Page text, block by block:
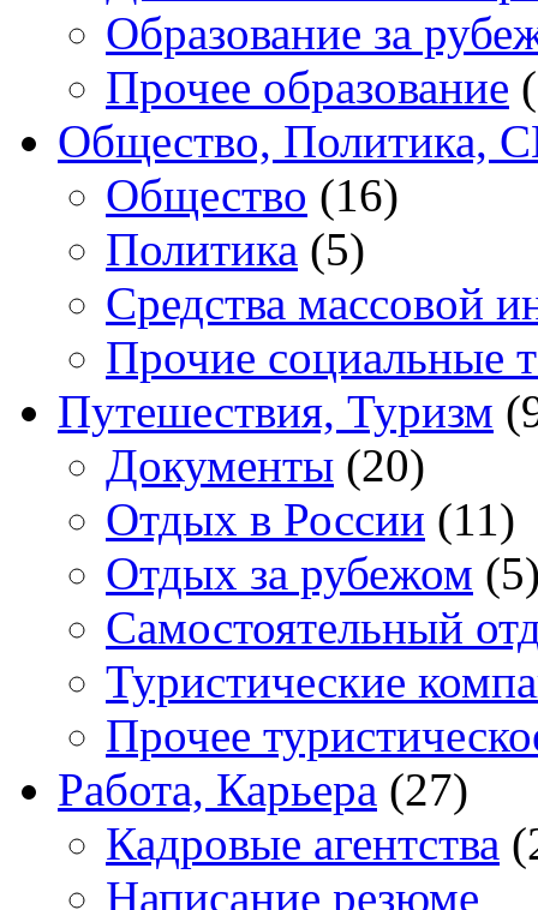
Образование за
Прочее образование
Общество, Политика,
Общество (16)
Политика (5)
Средства массовой
Прочие социальные
Путешествия, Туризм
Документы (20)
Отдых в России (11)
Отдых за рубежом
Самостоятельный
Туристические
Прочее
Работа, Карьера (27)
Кадровые агентства
Написание резюме